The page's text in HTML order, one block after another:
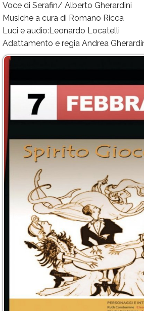
Voce di Serafin/ Alberto Gherardini
Musiche a cura di Romano Ricca
Luci e audio:Leonardo Locatelli
Adattamento e regia Andrea